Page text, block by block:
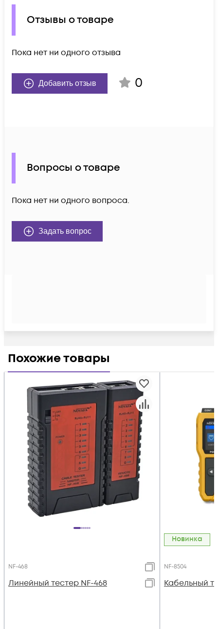
Отзывы о товаре
Пока нет ни одного отзыва
Добавить отзыв 0
Вопросы о товаре
Пока нет ни одного вопроса.
Задать вопрос
Похожие товары
NF-468
Линейный тестер NF-468
Новинка
NF-8504
Кабельный